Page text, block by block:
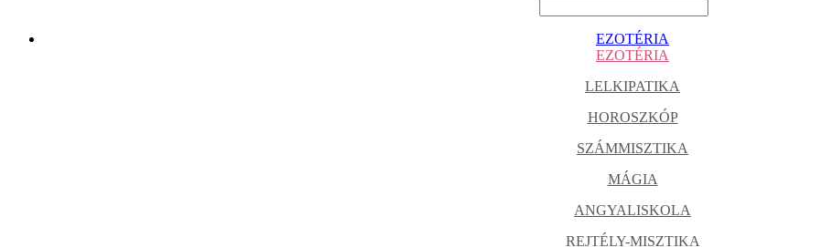
EZOTÉRIA
EZOTÉRIA
LELKIPATIKA
HOROSZKÓP
SZÁMMISZTIKA
MÁGIA
ANGYALISKOLA
REJTÉLY-MISZTIKA